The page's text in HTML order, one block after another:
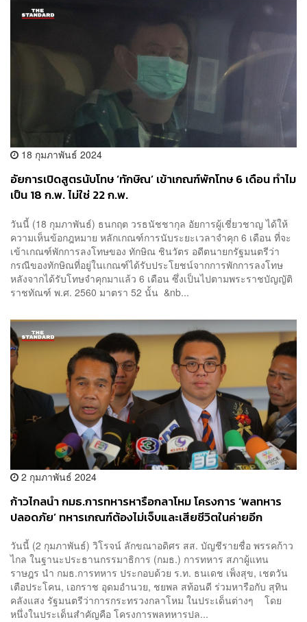
18 กุมภาพันธ์ 2024
อัยการเปิดสูตรนับโทษ ‘ทักษิณ’ เข้าเกณฑ์พักโทษ 6 เดือน ทำไม
เป็น 18 ก.พ. ไม่ใช่ 22 ก.พ.
วันนี้ (18 กุมภาพันธ์) ธนกฤต วรธนัชชากุล อัยการผู้เชี่ยวชาญ ได้ให้
ความเห็นข้อกฎหมาย หลักเกณฑ์การนับระยะเวลาจำคุก 6 เดือน ที่จะ
เข้าเกณฑ์พักการลงโทษของ ทักษิณ ชินวัตร อดีตนายกรัฐมนตรีว่า
กรณีของทักษิณที่อยู่ในเกณฑ์ได้รับประโยชน์จากการพักการลงโทษ
หลังจากได้รับโทษจำคุกมาแล้ว 6 เดือน ซึ่งเป็นไปตามพระราชบัญญัติ
ราชทัณฑ์ พ.ศ. 2560 มาตรา 52 นั้น &nb...
2 กุมภาพันธ์ 2024
ก้าวไกลนำ กมธ.การทหารหารือกลาโหม โครงการ ‘พลทหาร
ปลอดภัย’ ทหารเกณฑ์ต้องไม่เจ็บและเสียชีวิตในค่ายอีก
วันนี้ (2 กุมภาพันธ์) วิโรจน์ ลักขณาอดิศร สส. บัญชีรายชื่อ พรรคก้าว
ไกล ในฐานะประธานกรรมาธิการ (กมธ.) การทหาร สภาผู้แทน
ราษฎร นำ กมธ.การทหาร ประกอบด้วย ร.ท. ธนเดช เพ็งสุข, เชตวัน
เตือประโคน, เอกราช อุดมอำนวย, ชยพล สท้อนดี ร่วมหารือกับ สุทิน
คลังแสง รัฐมนตรีว่าการกระทรวงกลาโหม ในประเด็นต่างๆ โดย
หนึ่งในประเด็นสำคัญคือ โครงการพลทหารปล...